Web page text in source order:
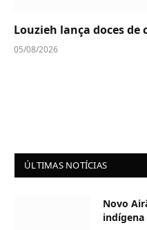
Louzieh lança doces de
05/08/2026
ÚLTIMAS NOTÍCIAS
Novo